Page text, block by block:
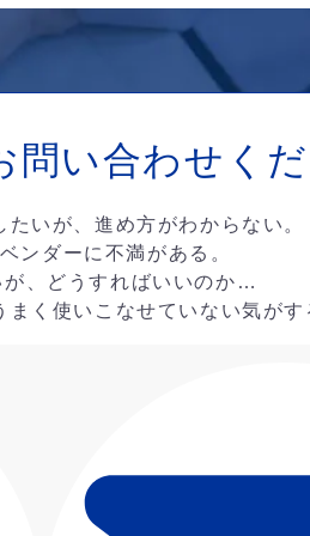
問い合わせく
いが、進め方がわからない。
ンダーに不満がある。
が、どうすればいいのか…
まく使いこなせていない気がす